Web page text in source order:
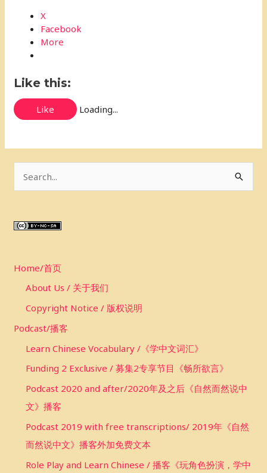
X
Facebook
More
Like this:
Like Loading...
r
h
Home/首页
About Us / 关于我们
Copyright Notice / 版权说明
Podcast/播客
Learn Chinese Vocabulary /《学中文词汇》
Funding 2 Exclusive / 募集2专享节目《畅所欲言》
Podcast 2020 and after/2020年及之后《自然而然说中
文》播客
Podcast 2019 with free transcriptions/ 2019年《自然
而然说中文》播客外加免费文本
Role Play and Learn Chinese / 播客《玩角色扮演，学中